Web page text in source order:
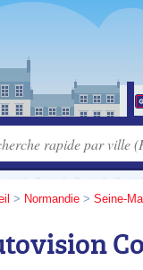
> Normandie > Seine-